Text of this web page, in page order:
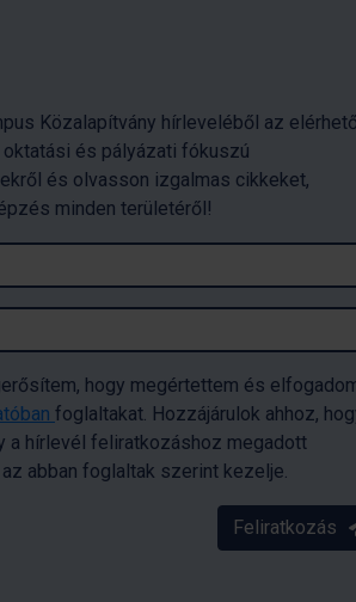
Közalapítvány hírleveléből az elérhető
és pályázati fókuszú
és olvasson izgalmas cikkeket,
minden területéről!
hogy megértettem és
foglaltakat. Hozzájárulok ahhoz,
a hírlevél feliratkozáshoz megadott
abban foglaltak szerint kezelje.
Feliratkozás